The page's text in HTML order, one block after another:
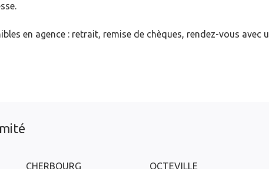
en agence : retrait, remise de chèques, rendez-vous avec
CHERBOURG OCTEVILLE